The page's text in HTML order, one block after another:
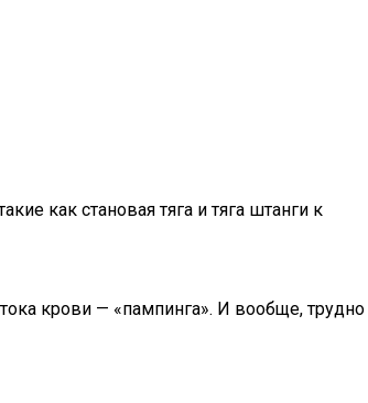
как становая тяга и тяга штанги к
крови — «пампинга». И вообще, трудно